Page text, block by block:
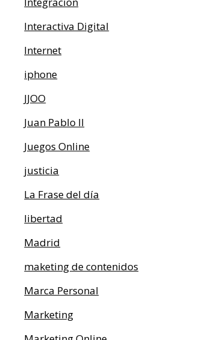
Interactiva Digital
Internet
iphone
JJOO
Juan Pablo II
Juegos Online
justicia
La Frase del día
libertad
Madrid
maketing de contenidos
Marca Personal
Marketing